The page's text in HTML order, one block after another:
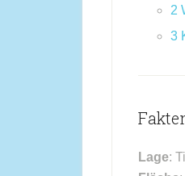
2
3
Lage: